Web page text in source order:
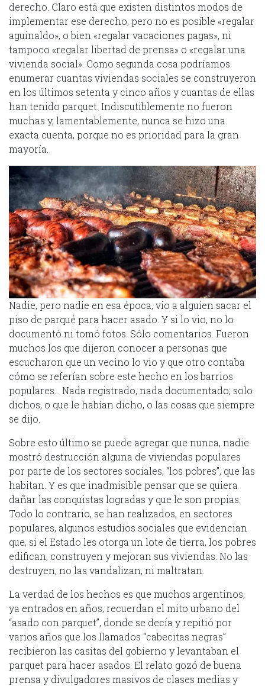
derecho. Claro está que existen distintos modos de
implementar ese derecho, pero no es posible «regalar
aguinaldo», o bien «regalar vacaciones pagas», ni
tampoco «regalar libertad de prensa» o «regalar una
vivienda social». Como segunda cosa podríamos
enumerar cuantas viviendas sociales se construyeron
en los últimos setenta y cinco años y cuantas de ellas
han tenido parquet. Indiscutiblemente no fueron
muchas y, lamentablemente, nunca se hizo una
exacta cuenta, porque no es prioridad para la gran
mayoría.
Nadie, pero nadie en esa época, vio a alguien sacar el
piso de parqué para hacer asado. Y si lo vio, no lo
documentó ni tomó fotos. Sólo comentarios. Fueron
muchos los que dijeron conocer a personas que
escucharon que un vecino lo vio y que otro contaba
cómo se referían sobre este hecho en los barrios
populares… Nada registrado, nada documentado; solo
dichos, o que le habían dicho, o las cosas que siempre
se dijo.
Sobre esto último se puede agregar que nunca, nadie
mostró destrucción alguna de viviendas populares
por parte de los sectores sociales, “los pobres”, que las
habitan. Y es que inadmisible pensar que se quiera
dañar las conquistas logradas y que le son propias.
Todo lo contrario, se han realizados, en sectores
populares, algunos estudios sociales que evidencian
que, si el Estado les otorga un lote de tierra, los pobres
edifican, construyen y mejoran sus viviendas. No las
destruyen, no las vandalizan, ni maltratan.
La verdad de los hechos es que muchos argentinos,
ya entrados en años, recuerdan el mito urbano del
“asado con parquet”, donde se decía y repitió por
varios años que los llamados “cabecitas negras”
recibieron las casitas del gobierno y levantaban el
parquet para hacer asados. El relato gozó de buena
prensa y divulgadores masivos de clases medias y